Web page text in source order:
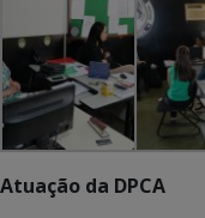
Atuação da DPCA